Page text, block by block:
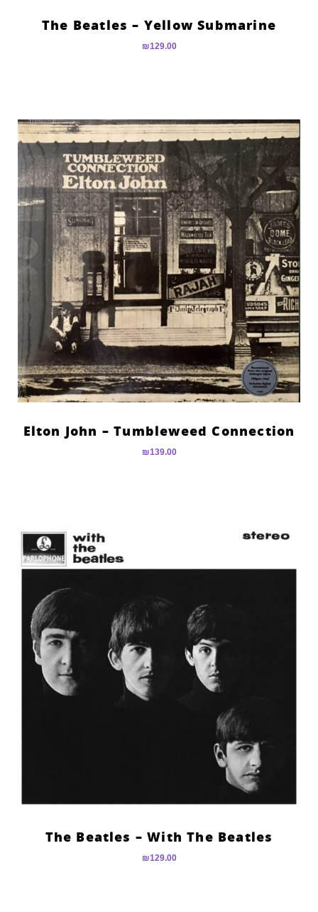
The Beatles – Yellow Submarine
₪129.00
Elton John – Tumbleweed Connection
₪139.00
The Beatles – With The Beatles
₪129.00